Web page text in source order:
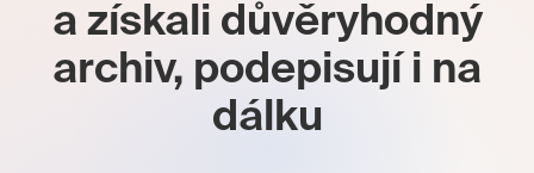
a získali důvěryhodný
archiv, podepisují i na
dálku